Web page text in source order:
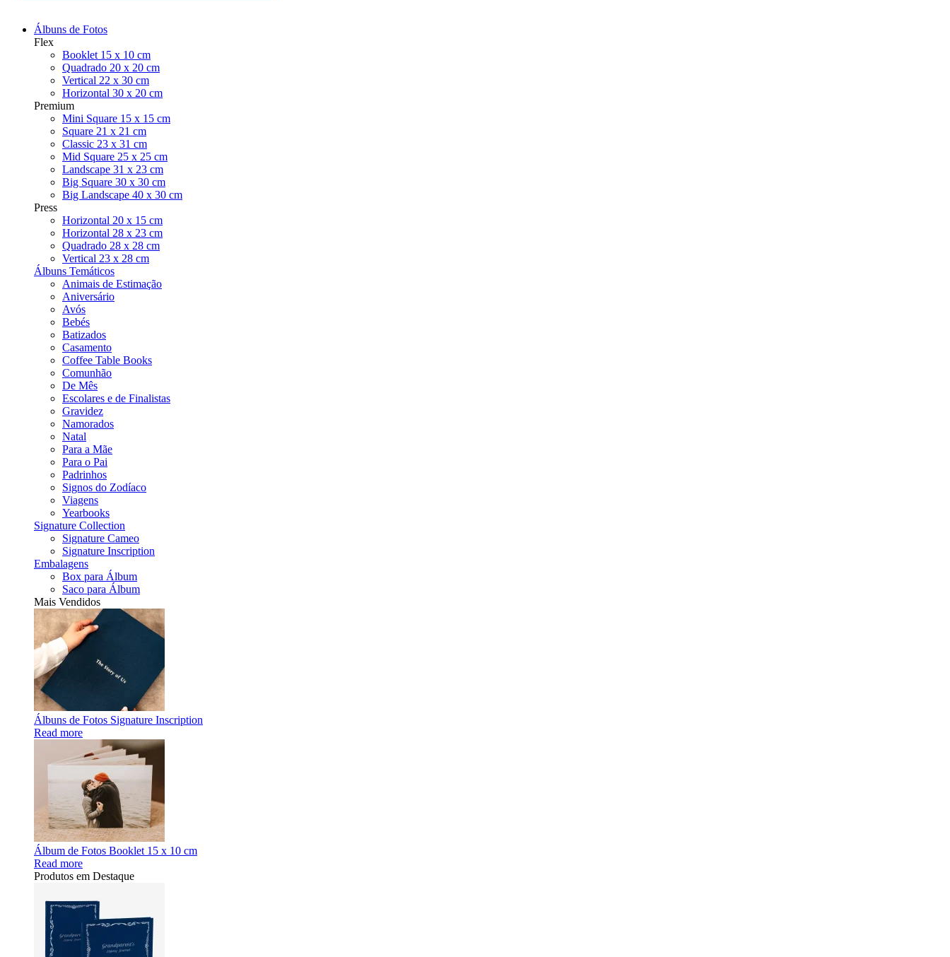
Álbuns de Fotos
Flex
Booklet 15 x 10 cm
Quadrado 20 x 20 cm
Vertical 22 x 30 cm
Horizontal 30 x 20 cm
Premium
Mini Square 15 x 15 cm
Square 21 x 21 cm
Classic 23 x 31 cm
Mid Square 25 x 25 cm
Landscape 31 x 23 cm
Big Square 30 x 30 cm
Big Landscape 40 x 30 cm
Press
Horizontal 20 x 15 cm
Horizontal 28 x 23 cm
Quadrado 28 x 28 cm
Vertical 23 x 28 cm
Álbuns Temáticos
Animais de Estimação
Aniversário
Avós
Bebés
Batizados
Casamento
Coffee Table Books
Comunhão
De Mês
Escolares e de Finalistas
Gravidez
Namorados
Natal
Para a Mãe
Para o Pai
Padrinhos
Signos do Zodíaco
Viagens
Yearbooks
Signature Collection
Signature Cameo
Signature Inscription
Embalagens
Box para Álbum
Saco para Álbum
Mais Vendidos
Álbuns de Fotos Signature Inscription
Read more
Álbum de Fotos Booklet 15 x 10 cm
Read more
Produtos em Destaque